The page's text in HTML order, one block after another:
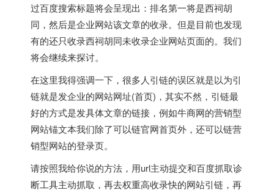
过百度搜索标题将会呈现出：排名第一将是西祠胡
同，然后是企业网站该文章的收录。但是目前也发现
有的还只收录西祠胡同未收录企业网站页面的。我们
将会继续来探讨。
在这里我得强调一下，很多人引链的误区就是以为引
链就是发企业的网站网址(首页)，其实不然，引链最
好的方式是发具体文章的链接，例如牛商网的营销型
网站锚文本我们除了可以链官网首页外，还可以链营
销型网站的登录页。
请按照我给你说的方法，用url主动提交和百度抓取诊
断工具主动抓取，再去权重高收录快的网站引链，再